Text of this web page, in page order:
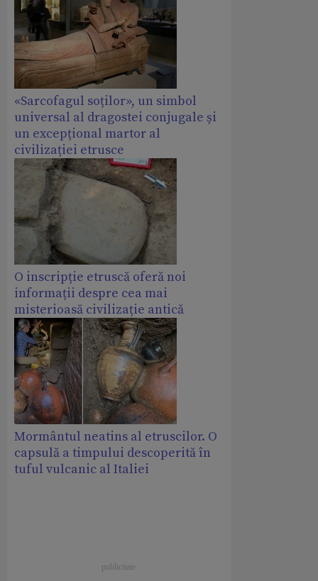
«Sarcofagul soților», un simbol
universal al dragostei conjugale și
un excepțional martor al
civilizației etrusce
O inscripție etruscă oferă noi
informații despre cea mai
misterioasă civilizație antică
Mormântul neatins al etruscilor. O
capsulă a timpului descoperită în
tuful vulcanic al Italiei